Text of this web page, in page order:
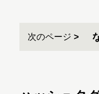
次のページ